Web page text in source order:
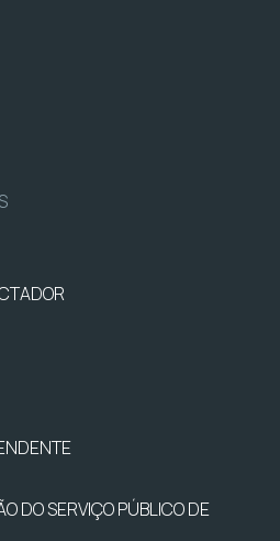
DO SERVIÇO PÚBLICO DE